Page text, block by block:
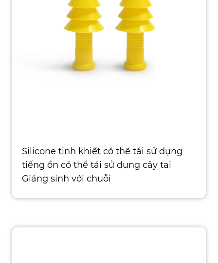
Silicone tinh khiết có thể tái sử dụng
tiếng ồn có thể tái sử dụng cây tai
Giáng sinh với chuỗi